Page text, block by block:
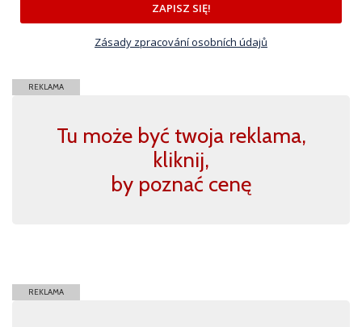
ZAPISZ SIĘ!
Zásady zpracování osobních údajů
REKLAMA
Tu może być twoja reklama,
kliknij,
by poznać cenę
REKLAMA